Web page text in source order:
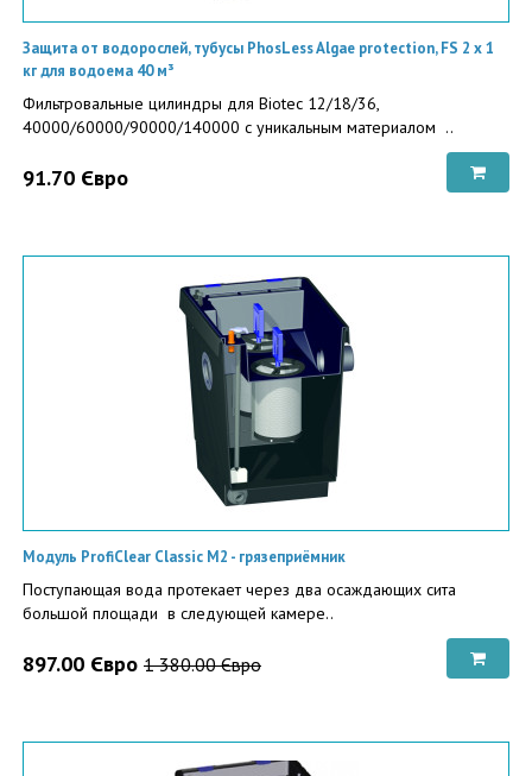
Защита от водорослей, тубусы PhosLess Algae protection, FS 2 х 1
кг для водоема 40 м³
Фильтровальные цилиндры для Biotec 12/18/36,
40000/60000/90000/140000 c уникальным материалом ..
91.70 Євро
Модуль ProfiClear Classic M2 - грязеприёмник
Поступающая вода протекает через два осаждающих сита
большой площади в следующей камере..
897.00 Євро 1 380.00 Євро